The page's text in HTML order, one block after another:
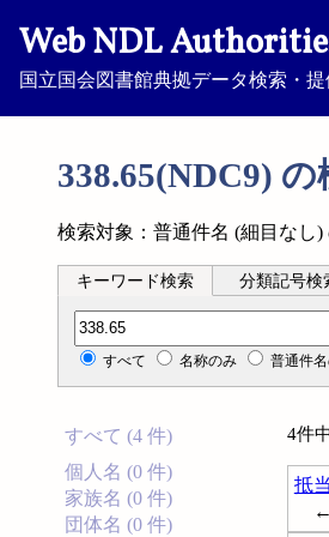
Web NDL
国立国会図書館典拠データ検索・
338.65(NDC9)
検索対象：普通件名 (細目なし)
キーワード検索 分類記号検
分類記号検索
すべて 名称のみ 普通件
すべて (4 件)
個人名 (0 件)
家族名 (0 件)
団体名 (0 件)
4件
抵